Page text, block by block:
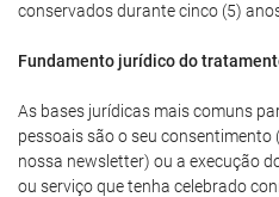
conservados durante cinco (5)
Fundamento jurídico do
As bases jurídicas mais comuns
pessoais são o seu consentimento
nossa newsletter) ou a execução
ou serviço que tenha celebrado